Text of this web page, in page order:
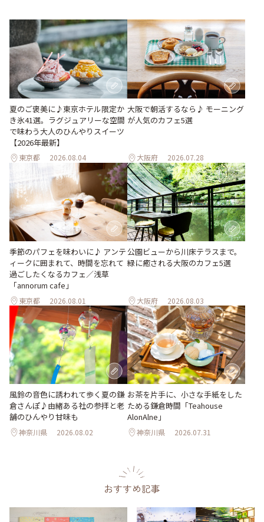
夏のご褒美に♪東京ホテル限定か
き氷41選。ラグジュアリーな空間
で味わう大人のひんやりスイーツ
【2026年最新】
東京都 2026.08.04
大阪で朝活するなら♪ モーニング
が人気のカフェ5選
大阪府 2026.07.28
季節のパフェを味わいに♪ アンテ
ィークに囲まれて、時間を忘れて
過ごしたくなるカフェ／浅草
「annorum cafe」
東京都 2026.08.01
公園ビューから川床テラスまで。
緑に癒される大阪のカフェ5選
大阪府 2026.08.03
風鈴の音色に誘われて歩く夏の鎌
倉さんぽ♪由緒ある社の参拝と老
舗のひんやり甘味も
神奈川県 2026.08.02
お茶を片手に、小さな手紙をした
ためる鎌倉時間「Teahouse
AlonAlne」
神奈川県 2026.07.31
おすすめ記事